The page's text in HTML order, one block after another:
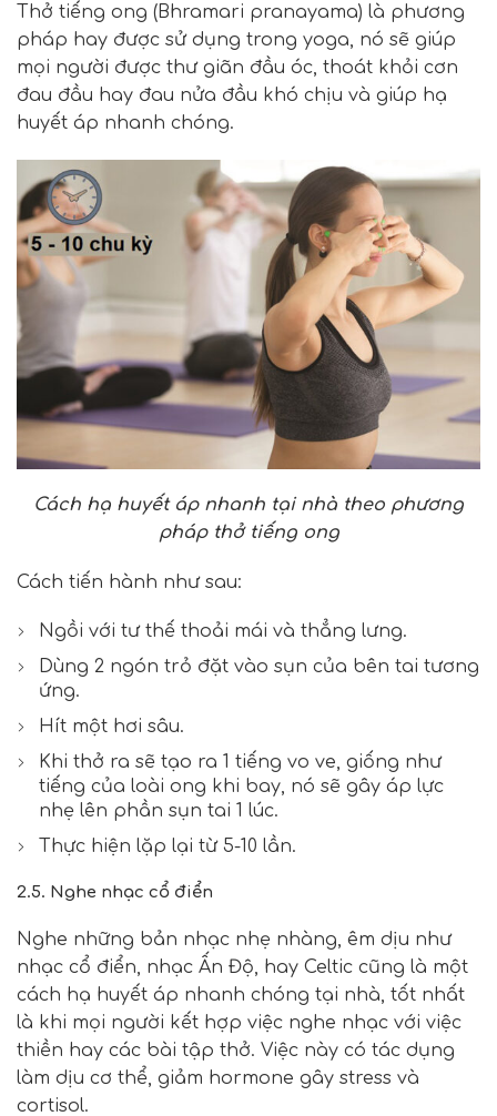
Thở tiếng ong (Bhramari pranayama) là phương
pháp hay được sử dụng trong yoga, nó sẽ giúp
mọi người được thư giãn đầu óc, thoát khỏi cơn
đau đầu hay đau nửa đầu khó chịu và giúp hạ
huyết áp nhanh chóng.
Cách hạ huyết áp nhanh tại nhà theo phương
pháp thở tiếng ong
Cách tiến hành như sau:
Ngồi với tư thế thoải mái và thẳng lưng.
Dùng 2 ngón trỏ đặt vào sụn của bên tai tương
ứng.
Hít một hơi sâu.
Khi thở ra sẽ tạo ra 1 tiếng vo ve, giống như
tiếng của loài ong khi bay, nó sẽ gây áp lực
nhẹ lên phần sụn tai 1 lúc.
Thực hiện lặp lại từ 5-10 lần.
2.5. Nghe nhạc cổ điển
Nghe những bản nhạc nhẹ nhàng, êm dịu như
nhạc cổ điển, nhạc Ấn Độ, hay Celtic cũng là một
cách hạ huyết áp nhanh chóng tại nhà, tốt nhất
là khi mọi người kết hợp việc nghe nhạc với việc
thiền hay các bài tập thở. Việc này có tác dụng
làm dịu cơ thể, giảm hormone gây stress và
cortisol.